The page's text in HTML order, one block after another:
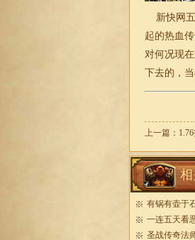
新快网五
起的热血
对何况现
下去的，
上一篇：
有锅有壶于
一连五天看
圣战传奇法